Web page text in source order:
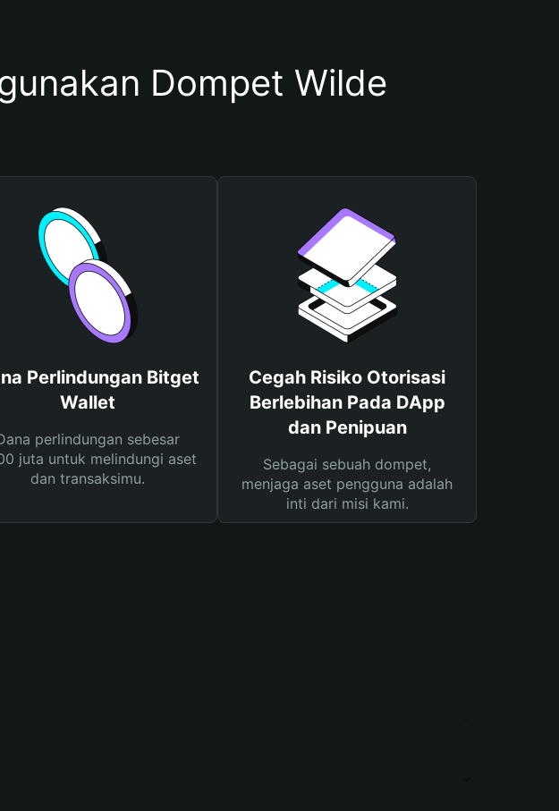
Dompet Wilde
Perlindungan Bitget
Wallet
perlindungan sebesar
juta untuk melindungi aset
dan transaksimu.
Cegah Risiko Otorisasi
Berlebihan Pada DApp
dan Penipuan
Sebagai sebuah dompet,
menjaga aset pengguna adalah
inti dari misi kami.